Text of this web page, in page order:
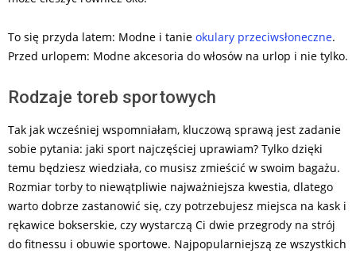
To się przyda latem: Modne i tanie okulary przeciwsłoneczne.
Przed urlopem: Modne akcesoria do włosów na urlop i nie tylko.
Rodzaje toreb sportowych
Tak jak wcześniej wspomniałam, kluczową sprawą jest zadanie
sobie pytania: jaki sport najczęściej uprawiam? Tylko dzięki
temu będziesz wiedziała, co musisz zmieścić w swoim bagażu.
Rozmiar torby to niewątpliwie najważniejsza kwestia, dlatego
warto dobrze zastanowić się, czy potrzebujesz miejsca na kask i
rękawice bokserskie, czy wystarczą Ci dwie przegrody na strój
do fitnessu i obuwie sportowe. Najpopularniejszą ze wszystkich